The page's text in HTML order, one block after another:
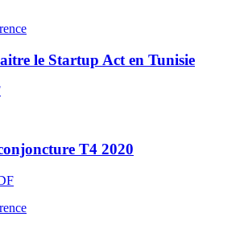
le Startup Act en Tunisie
T4 2020